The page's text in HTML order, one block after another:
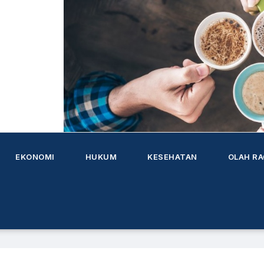
EKONOMI HUKUM KESEHATAN OLAH